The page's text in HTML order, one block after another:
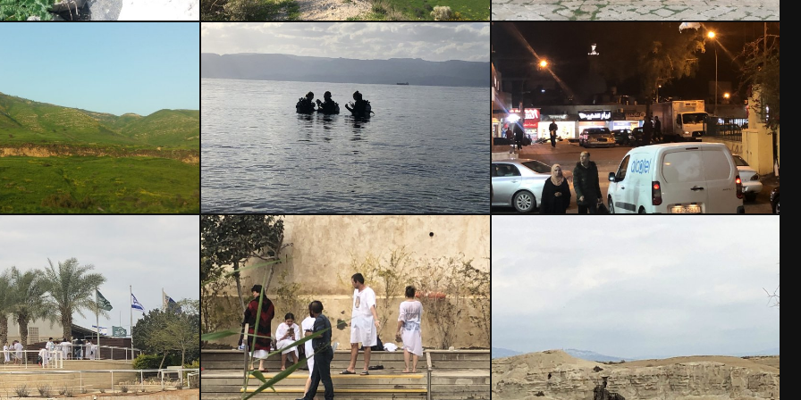
LEISTUNGEN UND PREISE BLOG
TEAM
KONTAKT
IMPRESSUM DATENSCHUTZ